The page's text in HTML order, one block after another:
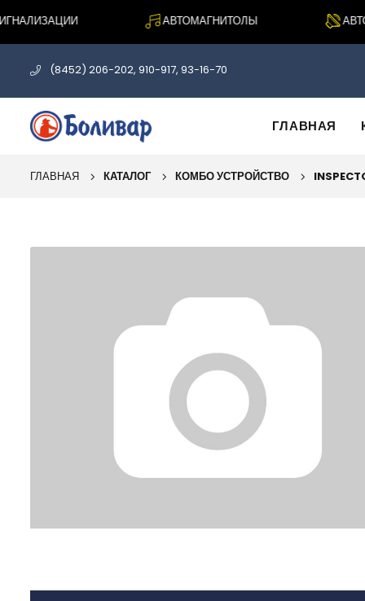
АВТОМАГНИТОЛЫ
(8452) 206-202, 910-917, 93-16-70
ГЛАВНАЯ
ГЛАВНАЯ КАТАЛОГ КОМБО УСТРОЙСТВО